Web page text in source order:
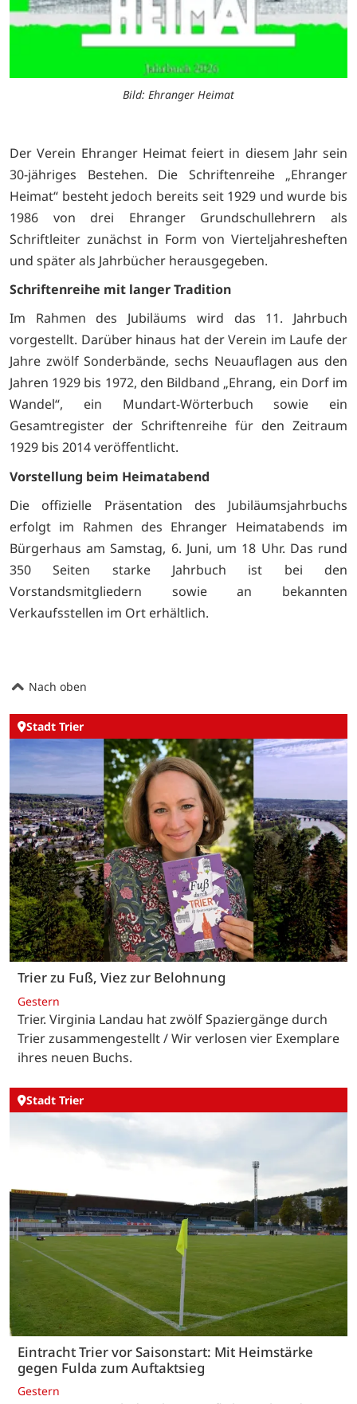
Bild: Ehranger Heimat
Der Verein Ehranger Heimat feiert in diesem Jahr sein
30-jähriges Bestehen. Die Schriftenreihe „Ehranger
Heimat“ besteht jedoch bereits seit 1929 und wurde bis
1986 von drei Ehranger Grundschullehrern als
Schriftleiter zunächst in Form von Vierteljahresheften
und später als Jahrbücher herausgegeben.
Schriftenreihe mit langer Tradition
Im Rahmen des Jubiläums wird das 11. Jahrbuch
vorgestellt. Darüber hinaus hat der Verein im Laufe der
Jahre zwölf Sonderbände, sechs Neuauflagen aus den
Jahren 1929 bis 1972, den Bildband „Ehrang, ein Dorf im
Wandel“, ein Mundart-Wörterbuch sowie ein
Gesamtregister der Schriftenreihe für den Zeitraum
1929 bis 2014 veröffentlicht.
Vorstellung beim Heimatabend
Die offizielle Präsentation des Jubiläumsjahrbuchs
erfolgt im Rahmen des Ehranger Heimatabends im
Bürgerhaus am Samstag, 6. Juni, um 18 Uhr. Das rund
350 Seiten starke Jahrbuch ist bei den
Vorstandsmitgliedern sowie an bekannten
Verkaufsstellen im Ort erhältlich.
Nach oben
Stadt Trier
Trier zu Fuß, Viez zur Belohnung
Gestern
Trier. Virginia Landau hat zwölf Spaziergänge durch
Trier zusammengestellt / Wir verlosen vier Exemplare
ihres neuen Buchs.
Stadt Trier
Eintracht Trier vor Saisonstart: Mit Heimstärke
gegen Fulda zum Auftaktsieg
Gestern